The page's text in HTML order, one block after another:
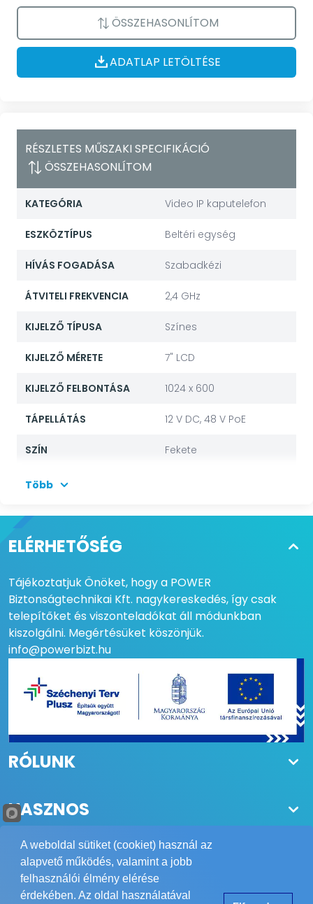
ÖSSZEHASONLÍTOM
ADATLAP LETÖLTÉSE
RÉSZLETES MŰSZAKI SPECIFIKÁCIÓ
ÖSSZEHASONLÍTOM
KATEGÓRIA Video IP kaputelefon
ESZKÖZTÍPUS Beltéri egység
HÍVÁS FOGADÁSA Szabadkézi
ÁTVITELI FREKVENCIA 2,4 GHz
KIJELZŐ TÍPUSA Színes
KIJELZŐ MÉRETE 7" LCD
KIJELZŐ FELBONTÁSA 1024 x 600
TÁPELLÁTÁS 12 V DC, 48 V PoE
SZÍN Fekete
ANYAG
MÉRETEK
TÖMEG 360 g
KAMERA
KOMPATIBILITÁS
Techson IP-kamera
FUNKCIÓK
Wifi, SD kártya
bővíthetőség, PoE
TELEPÍTÉSI FELÜLET Felületszerelt
BEVITEL
Érintőképernyő,
Több
ELÉRHETŐSÉG
Tájékoztatjuk Önöket, hogy a POWER
Biztonságtechnikai Kft. nagykereskedés, így csak
telepítőket és viszonteladókat áll módunkban
kiszolgálni. Megértésüket köszönjük.
info@powerbizt.hu
RÓLUNK
HASZNOS
Copyright © 1984-2026 POWER Biztonságtechnika Kft.
A weboldal sütiket (cookiet) használ az
alapvető működés, valamint a jobb
felhasználói élmény elérése
érdekében. Az oldal használatával